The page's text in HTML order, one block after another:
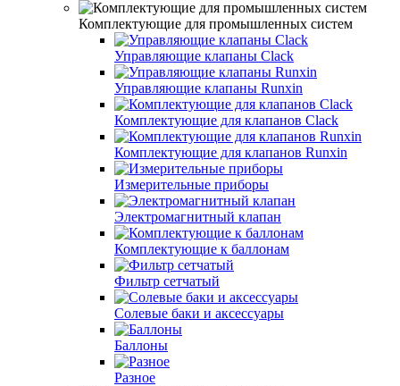
Комплектующие для промышленных систем
Управляющие клапаны Clack
Управляющие клапаны Runxin
Комплектующие для клапанов Clack
Комплектующие для клапанов Runxin
Измерительные приборы
Электромагнитный клапан
Комплектующие к баллонам
Фильтр сетчатый
Солевые баки и аксессуары
Баллоны
Разное